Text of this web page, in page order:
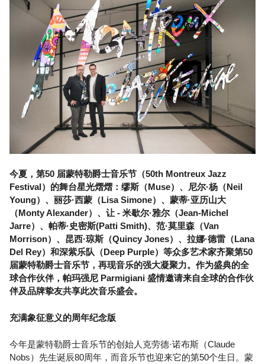
今夏，第50 届蒙特勒爵士音乐节（50th Montreux Jazz
Festival）的舞台星光熠熠：缪斯（Muse）、尼尔·杨（Neil
Young）、丽莎·西蒙（Lisa Simone）、蒙蒂·亚历山大
（Monty Alexander）、让 - 米歇尔·雅尔（Jean-Michel
Jarre）、帕蒂·史密斯(Patti Smith)、范·莫里森（Van
Morrison）、昆西·琼斯（Quincy Jones）、拉娜·德雷（Lana
Del Rey）和深紫乐队（Deep Purple）等众多艺术家齐聚第50
届蒙特勒爵士音乐节，再现音乐的强大凝聚力。作为盛典的全
球合作伙伴，帕玛强尼 Parmigiani 盛情邀请来自全球的合作伙
伴及品牌挚友共享此次音乐盛会。
充满象征意义的周年纪念版
今年是蒙特勒爵士音乐节的创始人克劳德·诺布斯（Claude
Nobs）先生诞辰80周年，而音乐节也迎来它的第50个生日。蒙